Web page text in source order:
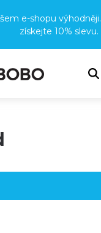
e-shopu výhodněji.
získejte 10% slevu.